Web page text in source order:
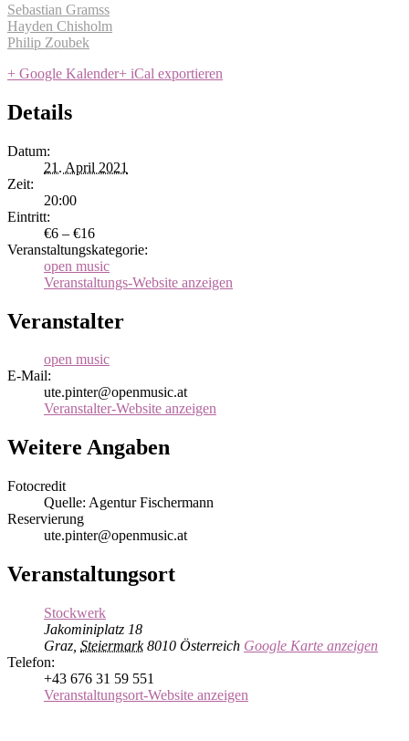
Sebastian Gramss
Hayden Chisholm
Philip Zoubek
+ Google Kalender+ iCal exportieren
Details
Datum:
21. April 2021
Zeit:
20:00
Eintritt:
€6 – €16
Veranstaltungskategorie:
open music
Veranstaltungs-Website anzeigen
Veranstalter
open music
E-Mail:
ute.pinter@openmusic.at
Veranstalter-Website anzeigen
Weitere Angaben
Fotocredit
Quelle: Agentur Fischermann
Reservierung
ute.pinter@openmusic.at
Veranstaltungsort
Stockwerk
Jakominiplatz 18
Graz Steiermark 8010 Österreich Google Karte anzeigen
Telefon:
+43 676 31 59 551
Veranstaltungsort-Website anzeigen